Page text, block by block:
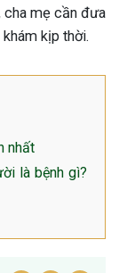
cha mẹ cần đưa
kịp thời.
nhất
là bệnh gì?